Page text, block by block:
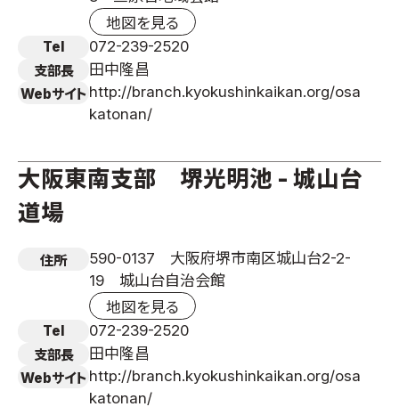
地図を見る
Tel 072-239-2520
支部長 田中隆昌
Webサイト http://branch.kyokushinkaikan.org/osa
katonan/
大阪東南支部 堺光明池 - 城山台
道場
住所
590-0137 大阪府堺市南区城山台2-2-
19 城山台自治会館
地図を見る
Tel 072-239-2520
支部長 田中隆昌
Webサイト http://branch.kyokushinkaikan.org/osa
katonan/